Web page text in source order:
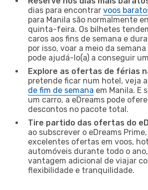
dias para encontrar voos
para Manila são normalmente
quinta-feira. Os bilhetes
caros aos fins de semana e
por isso, voar a meio da
pode ajudá-lo(a) a conseguir
Explore as ofertas de férias
pretende ficar num hotel, veja
de fim de semana em Manila. E
um carro, a eDreams pode
descontos no pacote total.
Tire partido das ofertas do
ao subscrever o eDreams
excelentes ofertas em voos,
automóveis durante todo o
vantagem adicional de viajar
flexibilidade e tranquilidade.